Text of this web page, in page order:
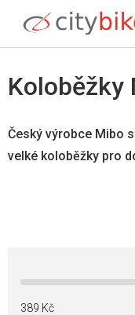
obsah
Koloběžky
Český výrobce Mibo
velké koloběžky pro
389 Kč